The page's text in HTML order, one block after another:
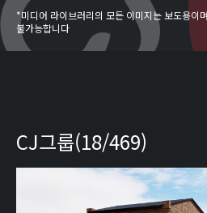
*미디어 라이브러리의 모든 이미지는 보도용이
불가능합니다
CJ그룹(18/469)